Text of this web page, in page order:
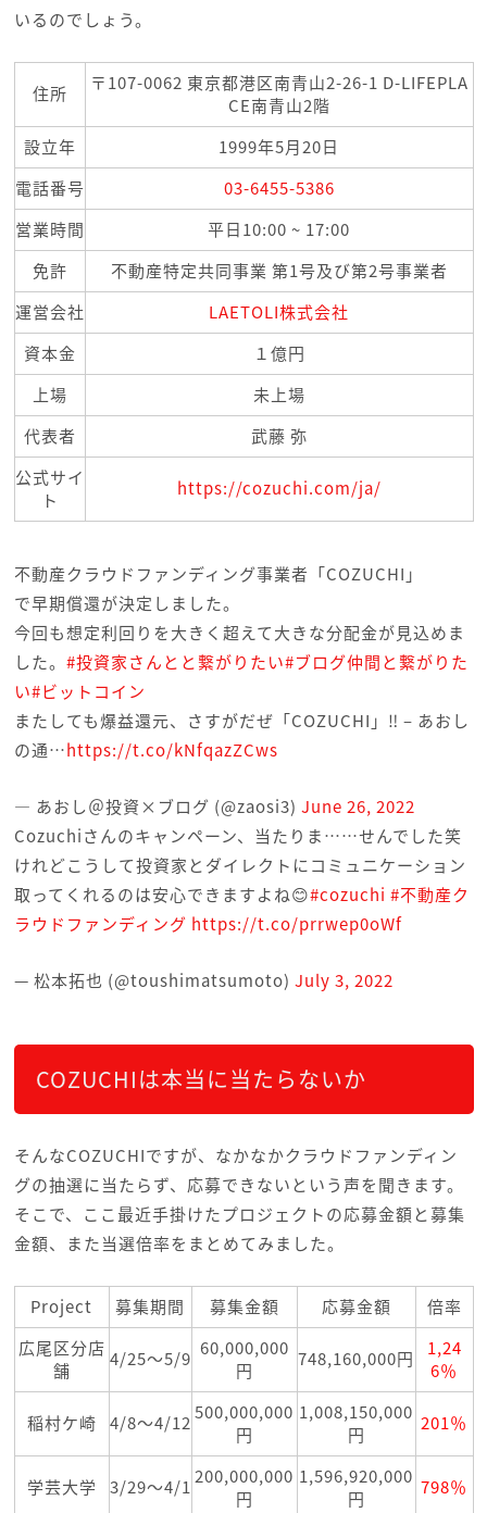
いるのでしょう。
住所
〒107-0062 東京都港区南青山2-26-1 D-LIFEPLA
CE南青山2階
設立年
1999年5月20日
電話番号
03-6455-5386
営業時間
平日10:00 ~ 17:00
免許
不動産特定共同事業 第1号及び第2号事業者
運営会社
LAETOLI株式会社
資本金
１億円
上場
未上場
代表者
武藤 弥
公式サイ
ト
https://cozuchi.com/ja/
不動産クラウドファンディング事業者「COZUCHI」
で早期償還が決定しました。
今回も想定利回りを大きく超えて大きな分配金が見込めま
した。 #投資家さんとと繋がりたい#ブログ仲間と繋がりた
い#ビットコイン
またしても爆益還元、さすがだぜ「COZUCHI」‼ – あおし
の通…https://t.co/kNfqazZCws
— あおし＠投資×ブログ (@zaosi3) June 26, 2022
Cozuchiさんのキャンペーン、当たりま……せんでした笑
けれどこうして投資家とダイレクトにコミュニケーション
取ってくれるのは安心できますよね😊#cozuchi #不動産ク
ラウドファンディング https://t.co/prrwep0oWf
— 松本拓也 (@toushimatsumoto) July 3, 2022
COZUCHIは本当に当たらないか
そんなCOZUCHIですが、なかなかクラウドファンディン
グの抽選に当たらず、応募できないという声を聞きます。
そこで、ここ最近手掛けたプロジェクトの応募金額と募集
金額、また当選倍率をまとめてみました。
Project 募集期間 募集金額 応募金額
倍率
広尾区分店
舗
4/25～5/9 60,000,000
円
748,160,000円
1,24
6％
稲村ケ崎 4/8～4/12500,000,000
円
1,008,150,000
円
201％
学芸大学 3/29～4/1200,000,000
円
1,596,920,000
円
798％